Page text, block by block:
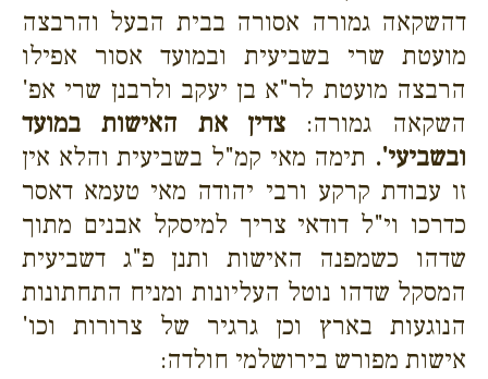
דהשקאה גמורה אסורה בבית הבעל והרבצה
מועטת שרי בשביעית ובמועד אסור אפילו
הרבצה מועטת לר"א בן יעקב ולרבנן שרי אפ'
השקאה גמורה: צדין את האישות במועד
ובשביעי'. תימה מאי קמ"ל בשביעית והלא אין
זו עבודת קרקע ורבי יהודה מאי טעמא דאסר
כדרכו וי"ל דודאי צריך למיסקל אבנים מתוך
שדהו כשמפנה האישות ותנן פ"ג דשביעית
המסקל שדהו נוטל העליונות ומניח התחתונות
הנוגעות בארץ וכן גרגיר של צרורות וכו'
אישות מפורש בירושלמי חולדה: